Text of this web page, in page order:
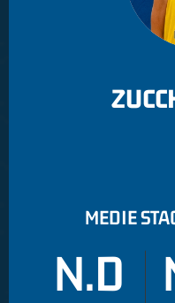
MEDIE
N.D